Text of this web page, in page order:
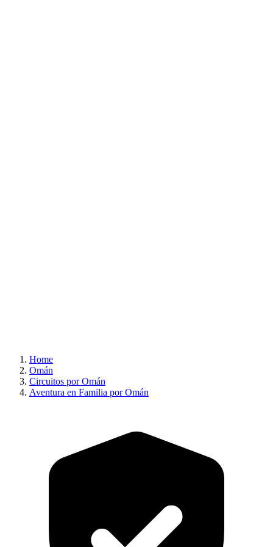
Home
Omán
Circuitos por Omán
Aventura en Familia por Omán